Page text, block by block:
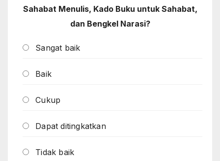
Sahabat Menulis, Kado Buku untuk Sahabat,
dan Bengkel Narasi?
Sangat baik
Baik
Cukup
Dapat ditingkatkan
Tidak baik